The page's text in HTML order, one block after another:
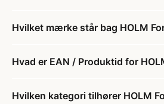
Hvilket mærke står bag HOLM
Hvad er EAN / Produktid for
Hvilken kategori tilhører HOLM